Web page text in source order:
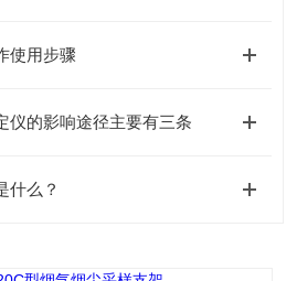
使用步骤
仪的影响途径主要有三条
什么？